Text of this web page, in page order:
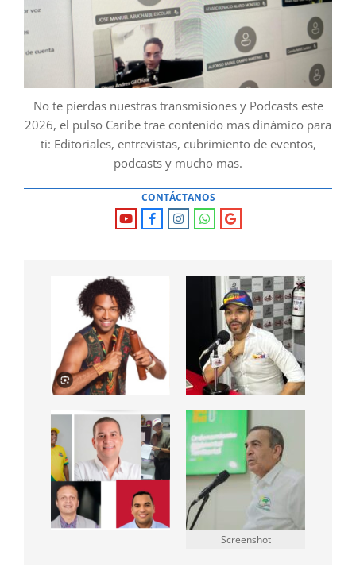
No te pierdas nuestras transmisiones y Podcasts este
2026, el pulso Caribe trae contenido mas dinámico para
ti: Editoriales, entrevistas, cubrimiento de eventos,
podcasts y mucho mas.
CONTÁCTANOS
Screenshot